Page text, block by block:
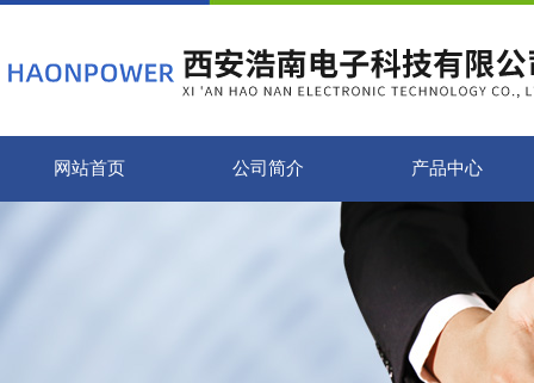
网站首页 公司简介 产品中心